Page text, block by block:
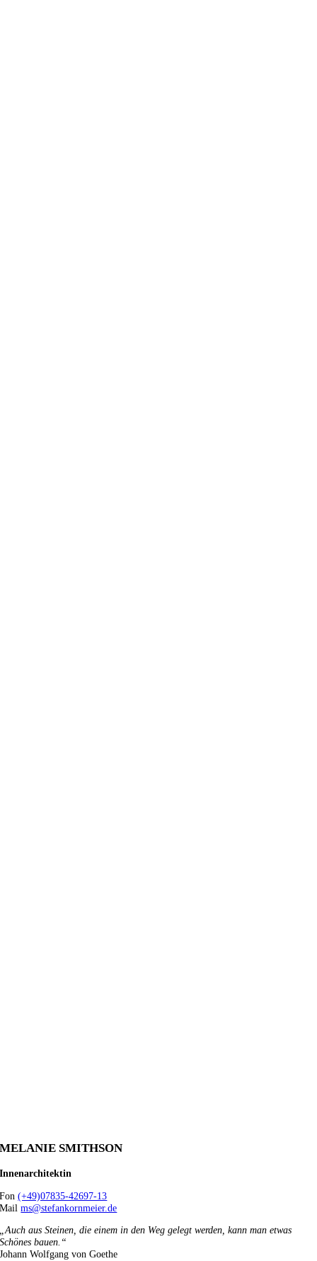
MELANIE SMITHSON
Innenarchitektin
Fon(+49)07835-42697-13
Mailms@stefankornmeier.de
„Auch aus Steinen, die einem in den Weg gelegt werden, kann man etwas
Schönes bauen.“
Johann Wolfgang von Goethe